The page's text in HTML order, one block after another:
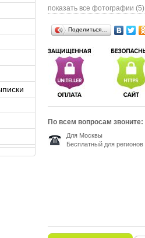
показать все фотографии (5)
Поделиться…
По всем вопросам звоните:
Для Москвы
Бесплатный для регионов